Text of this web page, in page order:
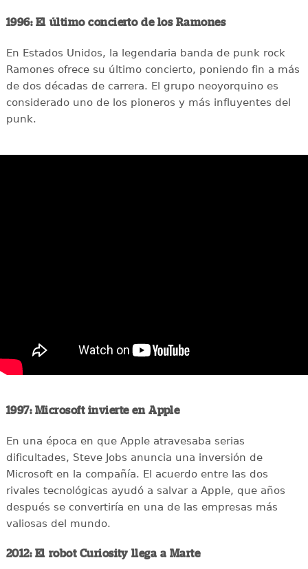
1996: El último concierto de los Ramones
En Estados Unidos, la legendaria banda de punk rock
Ramones ofrece su último concierto, poniendo fin a más
de dos décadas de carrera. El grupo neoyorquino es
considerado uno de los pioneros y más influyentes del
punk.
1997: Microsoft invierte en Apple
En una época en que Apple atravesaba serias
dificultades, Steve Jobs anuncia una inversión de
Microsoft en la compañía. El acuerdo entre las dos
rivales tecnológicas ayudó a salvar a Apple, que años
después se convertiría en una de las empresas más
valiosas del mundo.
2012: El robot Curiosity llega a Marte